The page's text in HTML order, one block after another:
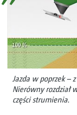
Jazda w poprzek –
Nierówny rozdział
części strumienia.